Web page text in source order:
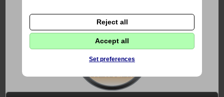
Reject all
Accept all
Set preferences